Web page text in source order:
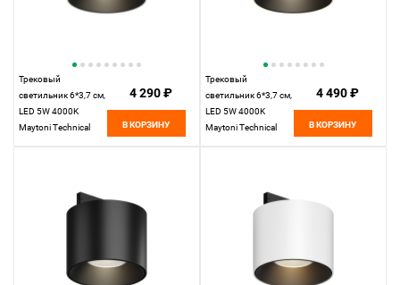
Трековый
светильник 6*3,7 см,
LED 5W 4000K
Maytoni Technical
4 290 ₽
В КОРЗИНУ
Трековый
светильник 6*3,7 см,
LED 5W 4000K
Maytoni Technical
4 490 ₽
В КОРЗИНУ